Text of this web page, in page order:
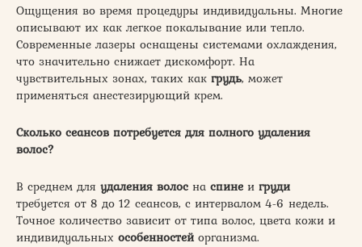
Ощущения во время процедуры индивидуальны. Многие
описывают их как легкое покалывание или тепло.
Современные лазеры оснащены системами охлаждения,
что значительно снижает дискомфорт. На
чувствительных зонах, таких как грудь, может
применяться анестезирующий крем.
Сколько сеансов потребуется для полного удаления
волос?
В среднем для удаления волос на спине и груди
требуется от 8 до 12 сеансов, с интервалом 4-6 недель.
Точное количество зависит от типа волос, цвета кожи и
индивидуальных особенностейорганизма.